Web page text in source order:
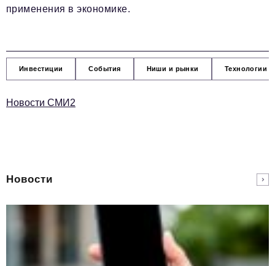
применения в экономике.
Инвестиции События Ниши и рынки Технологии
Новости СМИ2
Новости